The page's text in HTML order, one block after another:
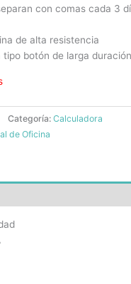
con comas cada 3
de alta resistencia
tipo botón de larga
Categoría: Calculadora
de Oficina